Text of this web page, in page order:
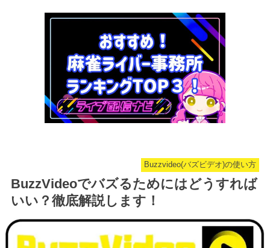
Buzzvideo(バズビデオ)の使い方
BuzzVideoでバズるためにはどうすれば
いい？徹底解説します！